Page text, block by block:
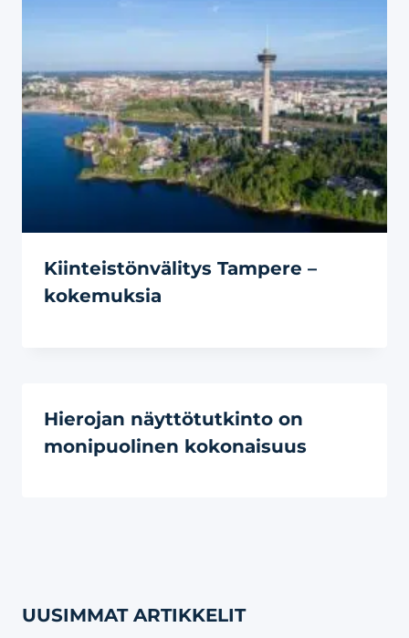
Kiinteistönvälitys Tampere –
kokemuksia
Hierojan näyttötutkinto on
monipuolinen kokonaisuus
UUSIMMAT ARTIKKELIT